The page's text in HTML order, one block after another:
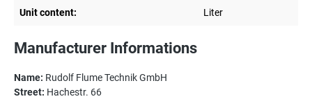
Unit content: Liter
Manufacturer Informations
Name: Rudolf Flume Technik GmbH
Street: Hachestr. 66